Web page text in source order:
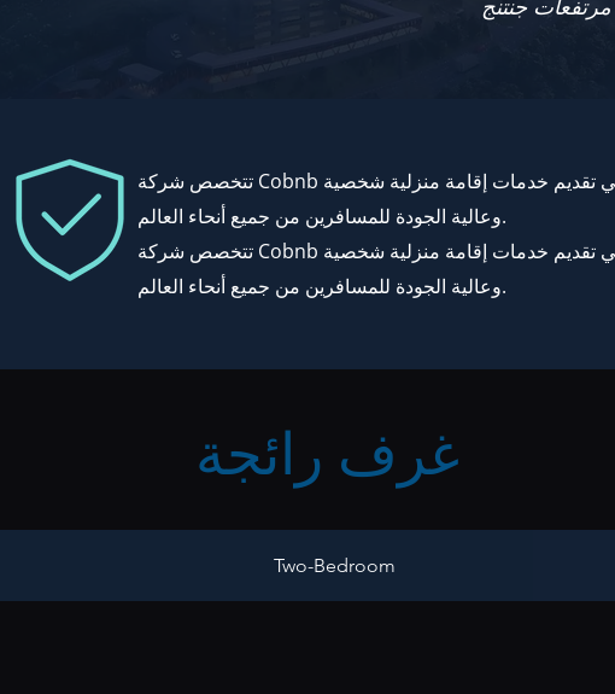
تتخصص شركة Cobnb في تقديم خدمات إقامة منزلية شخصية
وعالية الجودة للمسافرين من جميع أنحاء العالم.
تتخصص شركة Cobnb في تقديم خدمات إقامة منزلية شخصية
وعالية الجودة للمسافرين من جميع أنحاء العالم.
غرف رائجة
Two-Bedroom